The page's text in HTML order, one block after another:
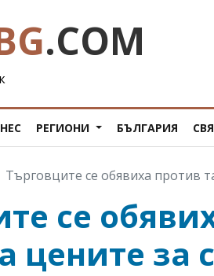
.COM
РЕГИОНИ БЪЛГАРИЯ
Търговците се обявиха против
се
цените за